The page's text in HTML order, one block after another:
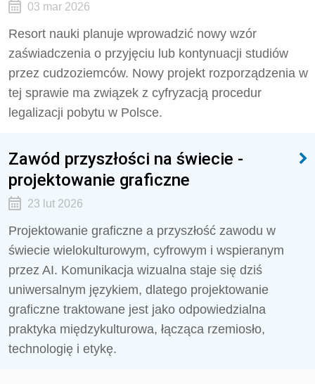
03 mar 2026
Resort nauki planuje wprowadzić nowy wzór
zaświadczenia o przyjęciu lub kontynuacji studiów
przez cudzoziemców. Nowy projekt rozporządzenia w
tej sprawie ma związek z cyfryzacją procedur
legalizacji pobytu w Polsce.
Zawód przyszłości na świecie -
projektowanie graficzne
23 lut 2026
Projektowanie graficzne a przyszłość zawodu w
świecie wielokulturowym, cyfrowym i wspieranym
przez AI. Komunikacja wizualna staje się dziś
uniwersalnym językiem, dlatego projektowanie
graficzne traktowane jest jako odpowiedzialna
praktyka międzykulturowa, łącząca rzemiosło,
technologię i etykę.